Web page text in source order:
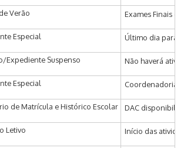
Verão Exames Finais
Especial Último dia para
Expediente Suspenso Não haverá
Especial Coordenadoria
de Matrícula e Histórico Escolar DAC
Letivo Início das